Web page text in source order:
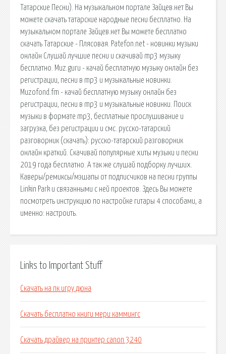
Татарские Песни). На музыкальном портале Зайцев.нет Вы
можете скачать татарские народные песни бесплатно. На
музыкальном портале Зайцев.нет Вы можете бесплатно
скачать Татарские - Плясовая. Patefon.net - новинки музыки
онлайн Слушай лучшие песни и скачивай mp3 музыку
бесплатно. Muz.guru - качай бесплатную музыку онлайн без
регистрации, песни в mp3 и музыкальные новинки.
Muzofond.fm - качай бесплатную музыку онлайн без
регистрации, песни в mp3 и музыкальные новинки. Поиск
музыки в формате mp3, бесплатные прослушивание и
загрузка, без регистрации и смс. русско-татарский
разговорник (скачать): русско-татарский разговорник
онлайн краткий. Скачивай популярные хиты музыки и песни
2019 года бесплатно. А так же слушай подборку лучших.
Каверы/ремиксы/мэшапы от подписчиков на песни группы
Linkin Park и связанными с ней проектов. Здесь Вы можете
посмотреть инструкцию по настройке гитары 4 способами, а
именно: настроить.
Links to Important Stuff
Скачать на пк игру дюна
Скачать бесплатно книги мери каммингс
Скачать драйвер на принтер canon 3240